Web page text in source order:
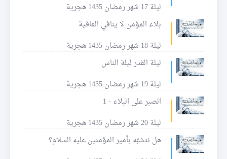
ليلة 17 شهر رمضان 1435 هجرية
بلاء المؤمن لا ينافي العافية
ليلة 18 شهر رمضان 1435 هجرية
ليلة القدر ليلة الناس
ليلة 19 شهر رمضان 1435 هجرية
الصبر على البلاء - 1
ليلة 20 شهر رمضان 1435 هجرية
هل نتشبّه بأمير المؤمنين عليه السلام؟